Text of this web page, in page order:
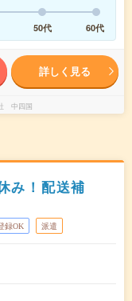
50代 60代
詳しく見る
中四国
み！配送補
録OK 派遣